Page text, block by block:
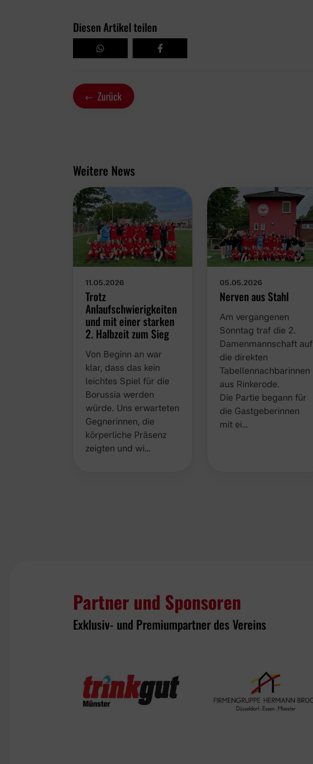
Diesen Artikel teilen
Zurück
Weitere News
11.05.2026
Trotz
Anlaufschwierigkeiten
und mit einer starken
2. Halbzeit zum Sieg
Von Beginn an war
klar, dass das kein
leichtes Spiel für die
Borussia werden
würde. Uns erwarteten
Gegnerinnen, die
körperliche Präsenz
zeigten und wi…
05.05.2026
Nerven aus Stahl
Am vergangenen
Sonntag traf die 2.
Damenmannschaft auf
die direkten
Tabellennachbarinnen
aus Rinkerode.
Die Partie begann für
die Gastgeberinnen
mit ei…
Partner und Sponsoren
Exklusiv- und Premiumpartner des Vereins